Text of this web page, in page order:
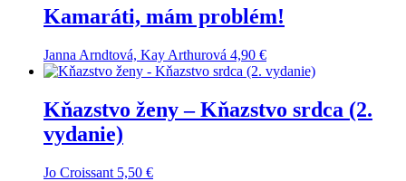
Kamaráti, mám problém!
Janna Arndtová, Kay Arthurová 4,90 €
Kňazstvo ženy – Kňazstvo srdca (2.
vydanie)
Jo Croissant 5,50 €